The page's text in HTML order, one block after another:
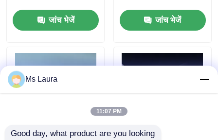
गुणवत्ता नियंत्रण
समाचार
ब्यूटेन गैस वाल्व
जांच भेजें जांच भेजें
Ms Laura
11:07 PM
Good day, what product are you looking